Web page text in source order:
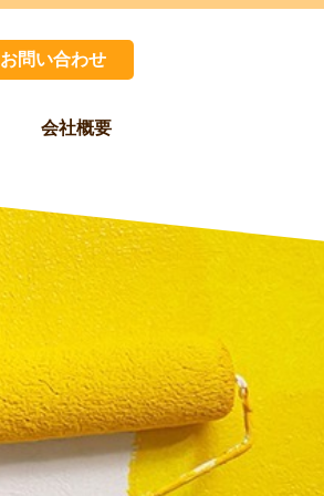
お問い合わせ
会社概要